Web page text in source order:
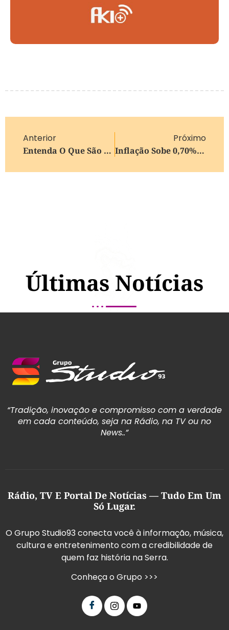
Anterior
Entenda O Que São “redpill” E Termos De Ódio Contra Mulheres
Próximo
Inflação Sobe 0,70% Em Fevereiro, Pressionada Por Reajustes Na Educação, Diz IBGE
Últimas Notícias
“Tradição, inovação e compromisso com a verdade
em cada conteúdo, seja na Rádio, na TV ou no
News..”
Rádio, TV E Portal De Notícias — Tudo Em Um
Só Lugar.
O Grupo Studio93 conecta você à informação, música,
cultura e entretenimento com a credibilidade de
quem faz história na Serra.
Conheça o Grupo >>>